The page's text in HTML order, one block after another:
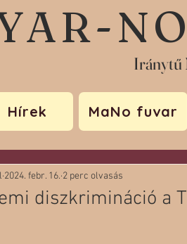
Iránytű
Hírek MaNo fuvar
diszkrimináció a
2024. febr. 16. 2 perc olvasás